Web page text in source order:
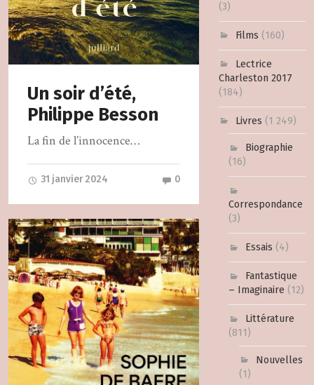
(3)
Films (160)
Lectrice
Charleston 2017
(184)
Livres (1 249)
Biographie
(16)
Correspondance
(3)
Essais (4)
Fantastique
– Imaginaire (12)
Littérature
(811)
Nouvelles
(1)
Un soir d’été,
Philippe Besson
La fin de l’innocence…
31 janvier 2024 0